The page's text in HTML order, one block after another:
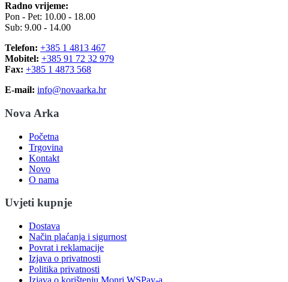
Radno vrijeme:
Pon - Pet: 10.00 - 18.00
Sub: 9.00 - 14.00
Telefon: +385 1 4813 467
Mobitel: +385 91 72 32 979
Fax: +385 1 4873 568
E-mail: info@novaarka.hr
Nova Arka
Početna
Trgovina
Kontakt
Novo
O nama
Uvjeti kupnje
Dostava
Način plaćanja i sigurnost
Povrat i reklamacije
Izjava o privatnosti
Politika privatnosti